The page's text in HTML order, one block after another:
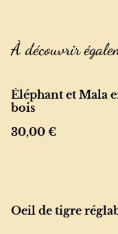
À découvrir
Éléphant et Mala
bois
30,00 €
Oeil de tigre